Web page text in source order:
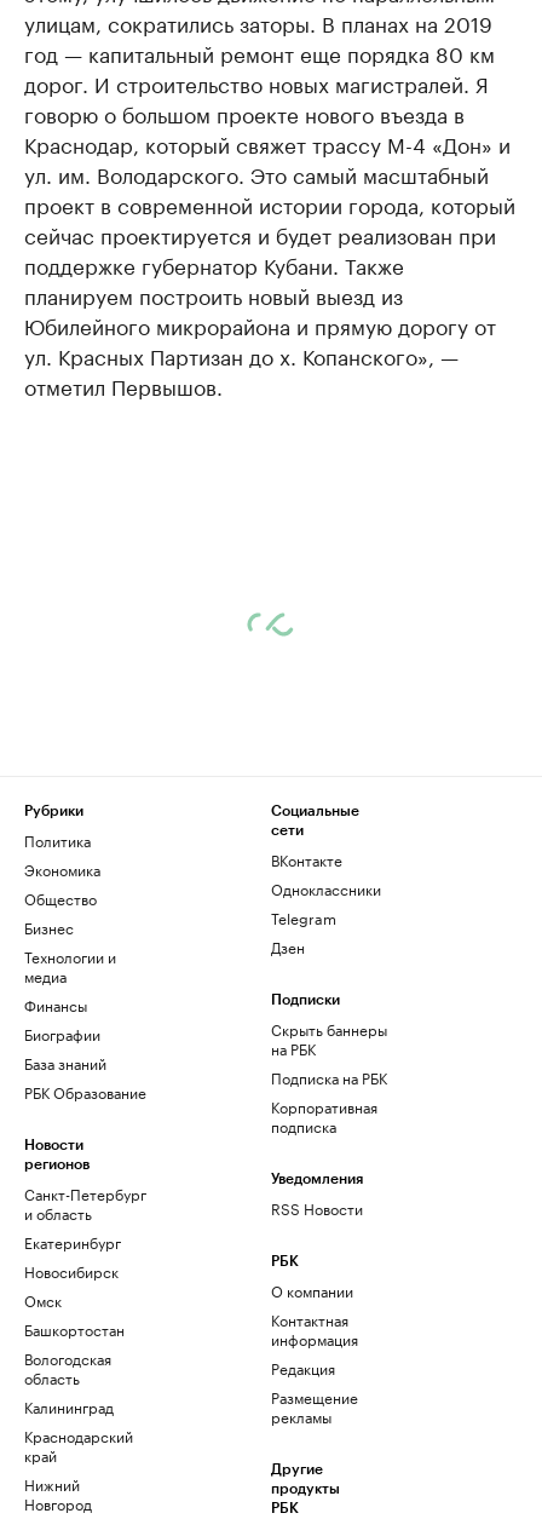
улицам, сократились заторы. В планах на 2019
год — капитальный ремонт еще порядка 80 км
дорог. И строительство новых магистралей. Я
говорю о большом проекте нового въезда в
Краснодар, который свяжет трассу М-4 «Дон» и
ул. им. Володарского. Это самый масштабный
проект в современной истории города, который
сейчас проектируется и будет реализован при
поддержке губернатор Кубани. Также
планируем построить новый выезд из
Юбилейного микрорайона и прямую дорогу от
ул. Красных Партизан до х. Копанского», —
отметил Первышов.
Рубрики
Политика
Экономика
Общество
Бизнес
Технологии и
медиа
Финансы
Биографии
База знаний
РБК Образование
Новости
регионов
Санкт-Петербург
и область
Екатеринбург
Новосибирск
Омск
Башкортостан
Вологодская
область
Калининград
Краснодарский
край
Нижний
Новгород
Социальные
сети
ВКонтакте
Одноклассники
Telegram
Дзен
Подписки
Скрыть баннеры
на РБК
Подписка на РБК
Корпоративная
подписка
Уведомления
RSS Новости
РБК
О компании
Контактная
информация
Редакция
Размещение
рекламы
Другие
продукты
РБК